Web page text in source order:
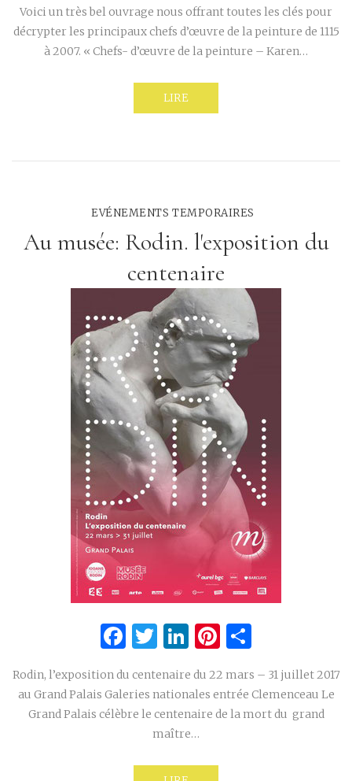
Voici un très bel ouvrage nous offrant toutes les clés pour
décrypter les principaux chefs d’œuvre de la peinture de 1115
à 2007. « Chefs- d’œuvre de la peinture – Karen…
LIRE
EVÉNEMENTS TEMPORAIRES
Au musée: Rodin. l'exposition du
centenaire
Facebook
Twitter
LinkedIn
Pinterest
Rodin, l’exposition du centenaire du 22 mars – 31 juillet 2017
au Grand Palais Galeries nationales entrée Clemenceau Le
Grand Palais célèbre le centenaire de la mort du grand
maître…